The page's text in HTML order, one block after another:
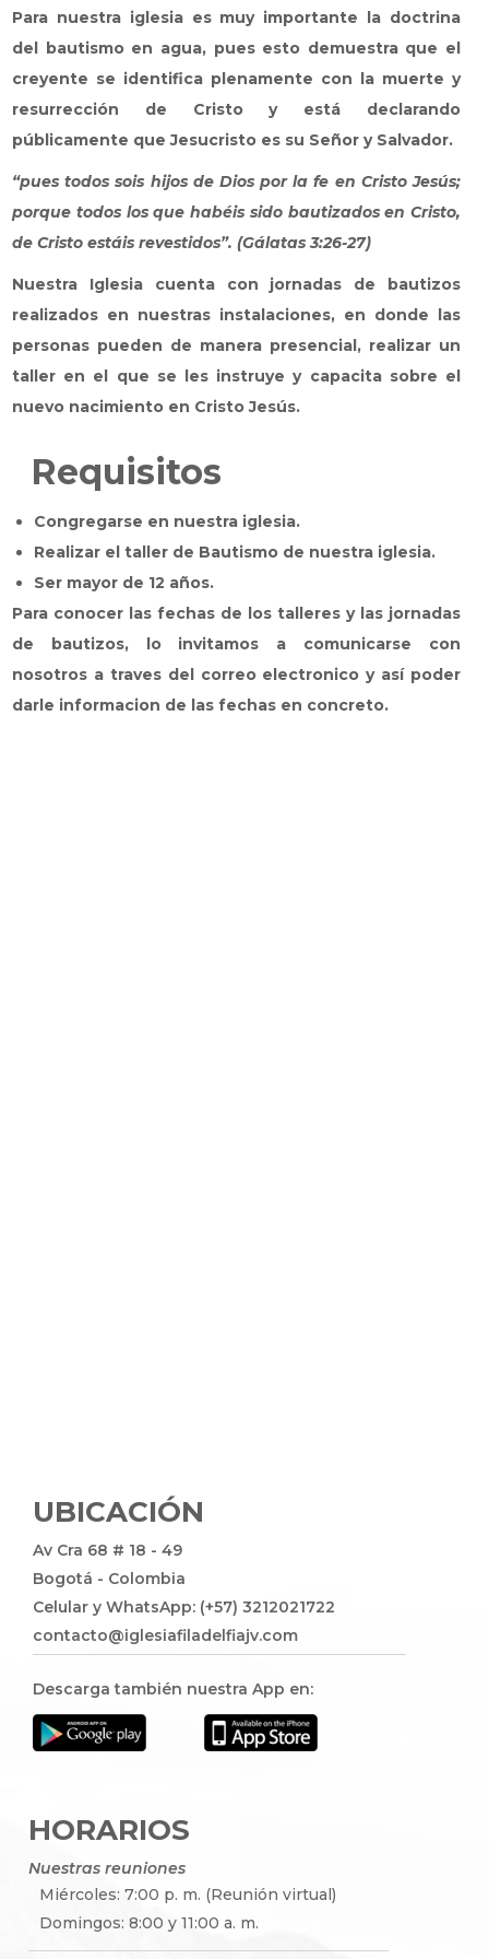
institución educativa orientada al estudio profundo y
completo de la Biblia. Busca contribuir a la
formación integral de sus estudiantes,
capacitándolos para cumplir funciones ministeriales,
investigativas y de servicio social, fundamentadas en
cristiana.
Más información
Para nuestra iglesia es muy importante la doctrina
del bautismo en agua, pues esto demuestra que el
creyente se identifica plenamente con la muerte y
resurrección de Cristo y está declarando
públicamente que Jesucristo es su Señor y Salvador.
“pues todos sois hijos de Dios por la fe en Cristo Jesús;
porque todos los que habéis sido bautizados en Cristo,
de Cristo estáis revestidos”. (Gálatas 3:26-27)
Nuestra Iglesia cuenta con jornadas de bautizos
realizados en nuestras instalaciones, en donde las
personas pueden de manera presencial, realizar un
taller en el que se les instruye y capacita sobre el
nuevo nacimiento en Cristo Jesús.
Requisitos
Congregarse en nuestra iglesia.
Realizar el taller de Bautismo de nuestra iglesia.
Ser mayor de 12 años.
Para conocer las fechas de los talleres y las jornadas
de bautizos, lo invitamos a comunicarse con
nosotros a traves del correo electronico y así poder
darle informacion de las fechas en concreto.
UBICACIÓN
Av Cra 68 # 18 - 49
Bogotá - Colombia
Celular y WhatsApp: (+57) 3212021722
contacto@iglesiafiladelfiajv.com
Descarga también nuestra App en:
HORARIOS
Nuestras reuniones
Miércoles: 7:00 p. m. (Reunión virtual)
Domingos: 8:00 y 11:00 a. m.